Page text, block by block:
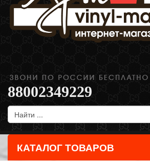
88002349229
КАТАЛОГ ТОВАРОВ